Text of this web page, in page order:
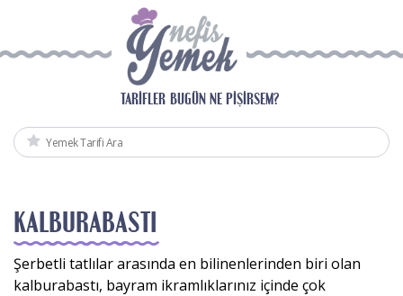
TARIFLER BUGÜN NE PIŞIRSEM?
KALBURABASTI
Şerbetli tatlılar arasında en bilinenlerinden biri olan
kalburabastı, bayram ikramlıklarınız içinde çok